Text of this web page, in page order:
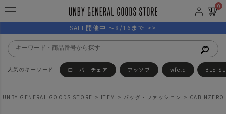
0
SALE開催中 ～8/16まで >>
ローバーチェア アッソブ wfeld
UNBY GENERAL GOODS STORE ITEM バッグ・ファッション